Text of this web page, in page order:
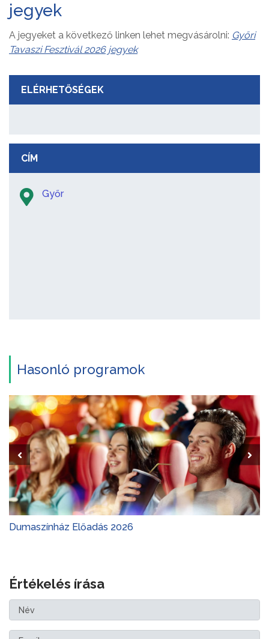
jegyek
A jegyeket a következő linken lehet megvásárolni: Győri
Tavaszi Fesztivál 2026 jegyek
ELÉRHETŐSÉGEK
CÍM
Győr
Hasonló programok
Dumaszínház Előadás 2026
Értékelés írása